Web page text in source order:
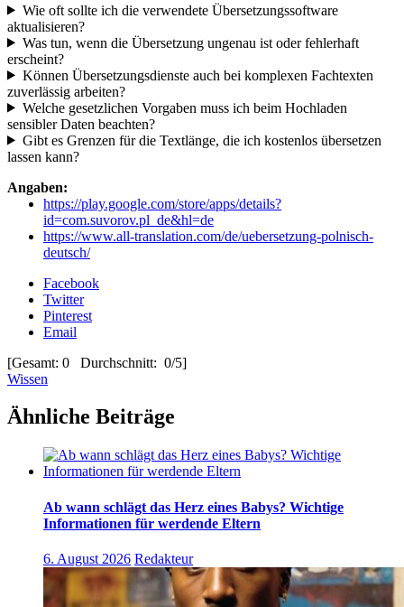
Wie oft sollte ich die verwendete Übersetzungssoftware
aktualisieren?
Was tun, wenn die Übersetzung ungenau ist oder fehlerhaft
erscheint?
Können Übersetzungsdienste auch bei komplexen Fachtexten
zuverlässig arbeiten?
Welche gesetzlichen Vorgaben muss ich beim Hochladen
sensibler Daten beachten?
Gibt es Grenzen für die Textlänge, die ich kostenlos übersetzen
lassen kann?
Angaben:
https://play.google.com/store/apps/details?
id=com.suvorov.pl_de&hl=de
https://www.all-translation.com/de/uebersetzung-polnisch-
deutsch/
Facebook
Twitter
Pinterest
Email
[Gesamt: 0 Durchschnitt: 0/5]
Wissen
Ähnliche Beiträge
Ab wann schlägt das Herz eines Babys? Wichtige
Informationen für werdende Eltern
6. August 2026 Redakteur